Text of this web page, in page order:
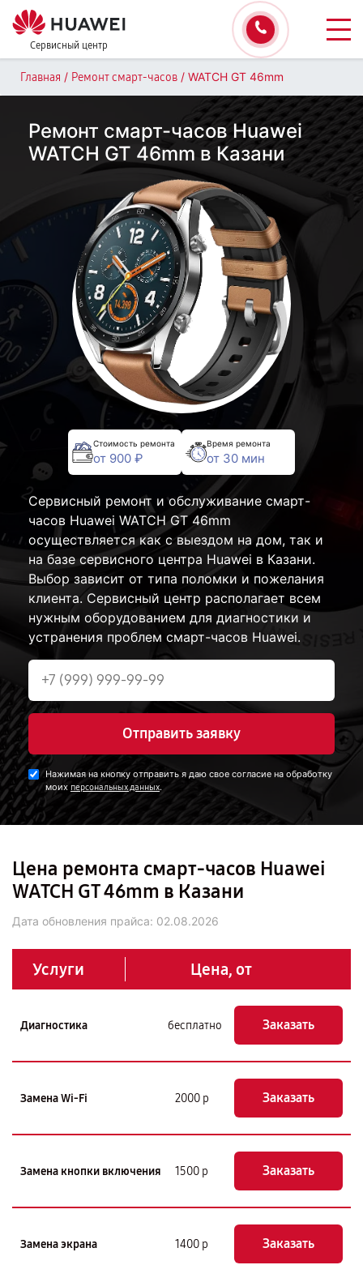
Сервисный центр
Главная / Ремонт смарт-часов / WATCH GT 46mm
Ремонт смарт-часов Huawei
WATCH GT 46mm в Казани
Стоимость ремонта
от 900 ₽
Время ремонта
от 30 мин
Сервисный ремонт и обслуживание смарт-
часов Huawei WATCH GT 46mm
осуществляется как с выездом на дом, так и
на базе сервисного центра Huawei в Казани.
Выбор зависит от типа поломки и пожелания
клиента. Сервисный центр располагает всем
нужным оборудованием для диагностики и
устранения проблем смарт-часов Huawei.
Отправить заявку
Нажимая на кнопку отправить я даю свое согласие на обработку
моих персональных данных.
Цена ремонта смарт-часов Huawei
WATCH GT 46mm в Казани
Дата обновления прайса: 02.08.2026
Услуги Цена, от
Диагностика бесплатно Заказать
Замена Wi-Fi 2000 р Заказать
Замена кнопки включения 1500 р Заказать
Замена экрана 1400 р Заказать